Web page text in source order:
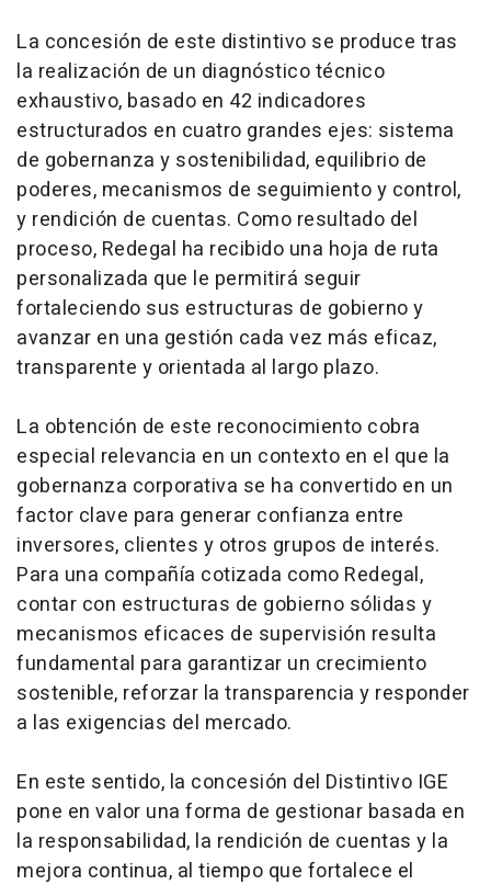
La concesión de este distintivo se produce tras
la realización de un diagnóstico técnico
exhaustivo, basado en 42 indicadores
estructurados en cuatro grandes ejes: sistema
de gobernanza y sostenibilidad, equilibrio de
poderes, mecanismos de seguimiento y control,
y rendición de cuentas. Como resultado del
proceso, Redegal ha recibido una hoja de ruta
personalizada que le permitirá seguir
fortaleciendo sus estructuras de gobierno y
avanzar en una gestión cada vez más eficaz,
transparente y orientada al largo plazo.
La obtención de este reconocimiento cobra
especial relevancia en un contexto en el que la
gobernanza corporativa se ha convertido en un
factor clave para generar confianza entre
inversores, clientes y otros grupos de interés.
Para una compañía cotizada como Redegal,
contar con estructuras de gobierno sólidas y
mecanismos eficaces de supervisión resulta
fundamental para garantizar un crecimiento
sostenible, reforzar la transparencia y responder
a las exigencias del mercado.
En este sentido, la concesión del Distintivo IGE
pone en valor una forma de gestionar basada en
la responsabilidad, la rendición de cuentas y la
mejora continua, al tiempo que fortalece el